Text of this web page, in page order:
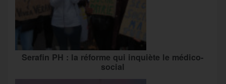
Serafin PH : la réforme qui inquiète le médico-
social